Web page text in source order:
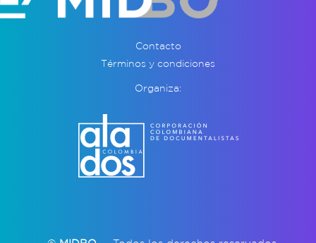
Contacto
Términos y condiciones
Organiza: